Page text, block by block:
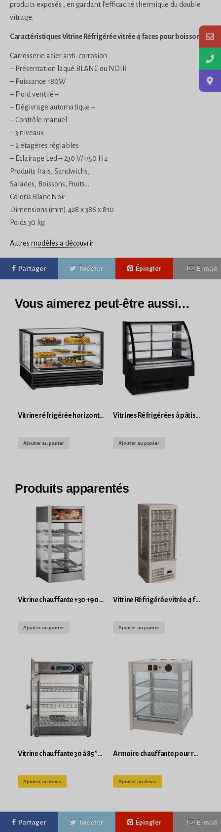
produits exposés , en gardant l’efficacité thermique du double
vitrage.
Caractéristiques Vitrine Réfrigérée vitrée 4 faces pour boissons
Carrosserie acier anti-corrosion
– Présentation laqué BLANC ou NOIR
– Puissance 180W
– Froid ventilé –
– Dégivrage automatique –
– Contrôle manuel
– 3 niveaux
– 2 étagères réglables
– Eclairage Led – 230 V/1/50 Hz
Produits frais, Sandwichs,
Salades, Boissons, Fruits…
Coloris Blanc Noir
Dimensions (mm) 428 x 386 x 810
Poids 30 kg
Autres modèles a découvrir
Partager Tweeter Épingler E-mail
Vous aimerez peut-être aussi…
Vitrine réfrigérée horizontal sur comptoir 2 GN 1/1 ROLL GRILL
Ajouter au panier
Vitrines Réfrigérées à pâtisserie MASTERCOOL
Ajouter au panier
Produits apparentés
Vitrine chauffante +30 +90 °C 1200W FINN
Ajouter au panier
Vitrine Réfrigérée vitrée 4 faces pour boissons
Ajouter au panier
Vitrine chauffante 30 à 85 °C avec éclairage 600 W FIONA
Ajouter au devis
Armoire chauffante pour restaurant -vitrine comptoir
Ajouter au devis
Partager Tweeter Épingler E-mail